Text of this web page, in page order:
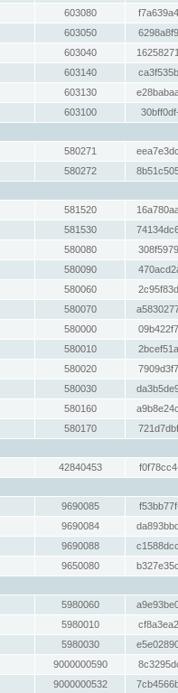
603080
603050
603040
603140
603130
603100
580271
580272
581520
581530
580080
580090
580060
580070
580000
580010
580020
580030
580160
580170
42840453
9690085
9690084
9690088
9650080
5980060
5980010
5980030
9000000590
9000000532